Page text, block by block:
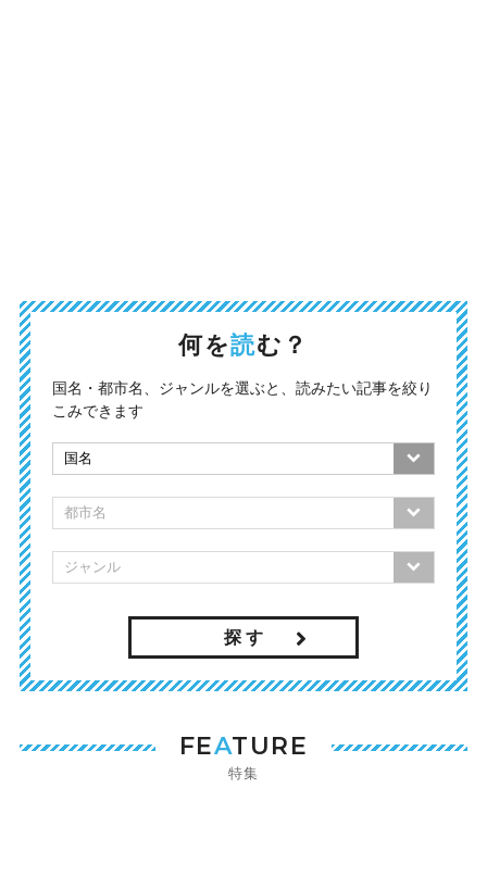
何を読む？
国名・都市名、ジャンルを選ぶと、読みたい記事を絞り
こみできます
探 す
FEATURE
特集